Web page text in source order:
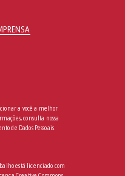
a você a melhor
consulta nossa
de Dados Pessoais.
está licenciado com